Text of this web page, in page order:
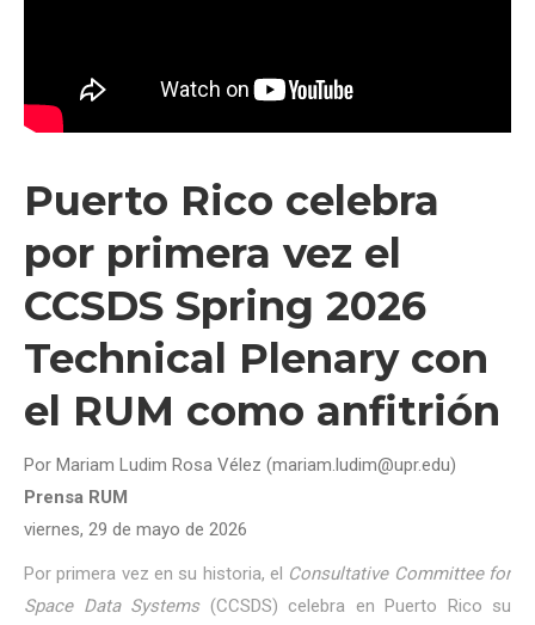
Puerto Rico celebra
por primera vez el
CCSDS Spring 2026
Technical Plenary con
el RUM como anfitrión
Por Mariam Ludim Rosa Vélez (mariam.ludim@upr.edu)
Prensa RUM
viernes, 29 de mayo de 2026
Por primera vez en su historia, el Consultative Committee for
Space Data Systems(CCSDS) celebra en Puerto Rico su